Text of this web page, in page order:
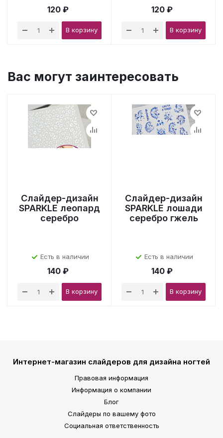
120 ₽
В корзину
120 ₽
В корзину
Вас могут заинтересовать
Слайдер-дизайн
SPARKLE леопард
серебро
Есть в наличии
140 ₽
В корзину
Слайдер-дизайн
SPARKLE лошади
серебро гжель
Есть в наличии
140 ₽
В корзину
Интернет-магазин слайдеров для дизайна ногтей
Правовая информация
Информация о компании
Блог
Слайдеры по вашему фото
Социальная ответственность